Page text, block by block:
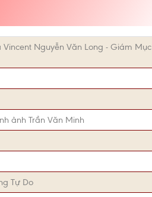
Nguyễn Văn Long - Giám Mục
ảnh Trần Văn Minh
Tự Do